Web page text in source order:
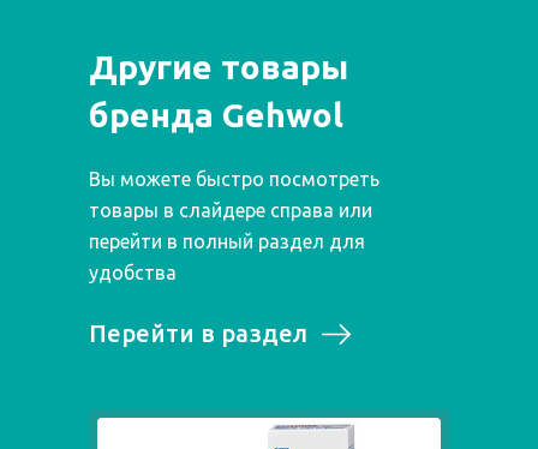
Другие товары
бренда Gehwol
Вы можете быстро посмотреть
товары в слайдере справа или
перейти в полный раздел для
удобства
Перейти в раздел